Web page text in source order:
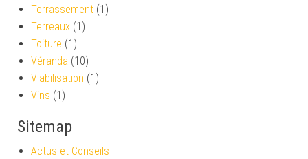
Terrassement (1)
Terreaux (1)
Toiture (1)
Véranda (10)
Viabilisation (1)
Vins (1)
Sitemap
Actus et Conseils